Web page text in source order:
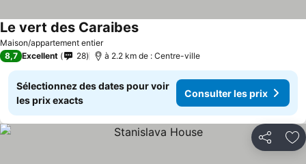
Maison/appartement entier
Le vert des CaraibesConsulter les prix
8,7 Excellent 28 à 2.2 km de : Centre-ville
Sélectionnez des dates pour voir
les prix exacts
Consulter les prix
Partager